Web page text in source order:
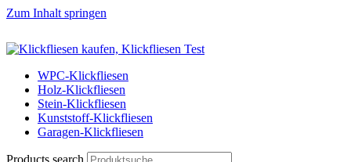
Zum Inhalt springen
Klickfliese | klick-klick-fertig
Klickfliesen online kaufen
WPC-Klickfliesen
Holz-Klickfliesen
Stein-Klickfliesen
Kunststoff-Klickfliesen
Garagen-Klickfliesen
Products search